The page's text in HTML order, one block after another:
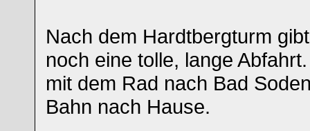
Nach dem Hardtbergturm
noch eine tolle, lange
mit dem Rad nach Bad
Bahn nach Hause.